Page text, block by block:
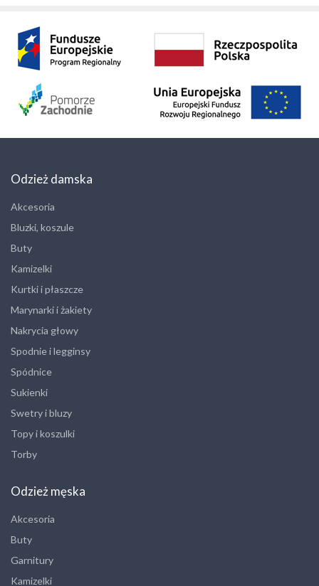
Odzież damska
Akcesoria
Bluzki, koszule
Buty
Kamizelki
Kurtki i płaszcze
Marynarki i żakiety
Nakrycia głowy
Spodnie i legginsy
Spódnice
Sukienki
Swetry i bluzy
Topy i koszulki
Torby
Odzież męska
Akcesoria
Buty
Garnitury
Kamizelki